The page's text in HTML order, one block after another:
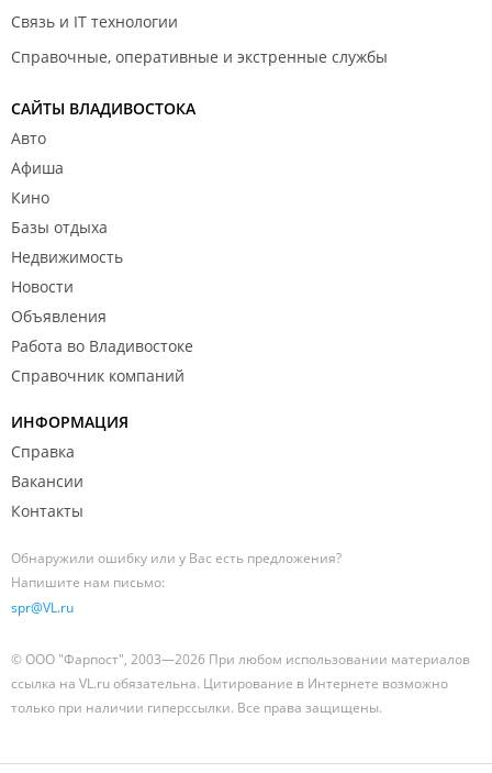
Связь и IT технологии
Справочные, оперативные и экстренные службы
САЙТЫ ВЛАДИВОСТОКА
Авто
Афиша
Кино
Базы отдыха
Недвижимость
Новости
Объявления
Работа во Владивостоке
Справочник компаний
ИНФОРМАЦИЯ
Справка
Вакансии
Контакты
Обнаружили ошибку или у Вас есть предложения?
Напишите нам письмо:
spr@VL.ru
© ООО "Фарпост", 2003—2026 При любом использовании материалов
ссылка на VL.ru обязательна. Цитирование в Интернете возможно
только при наличии гиперссылки. Все права защищены.